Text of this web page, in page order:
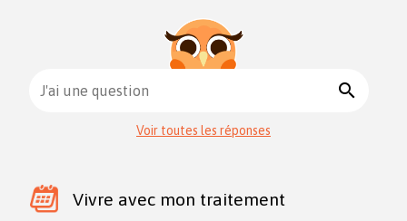
J'ai une question search
Voir toutes les réponses
Vivre avec mon traitement